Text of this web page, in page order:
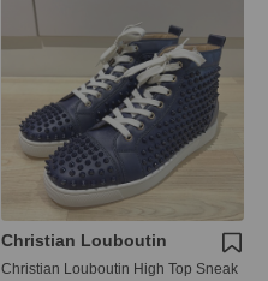
Christian Louboutin
Christian Louboutin High Top Sneak